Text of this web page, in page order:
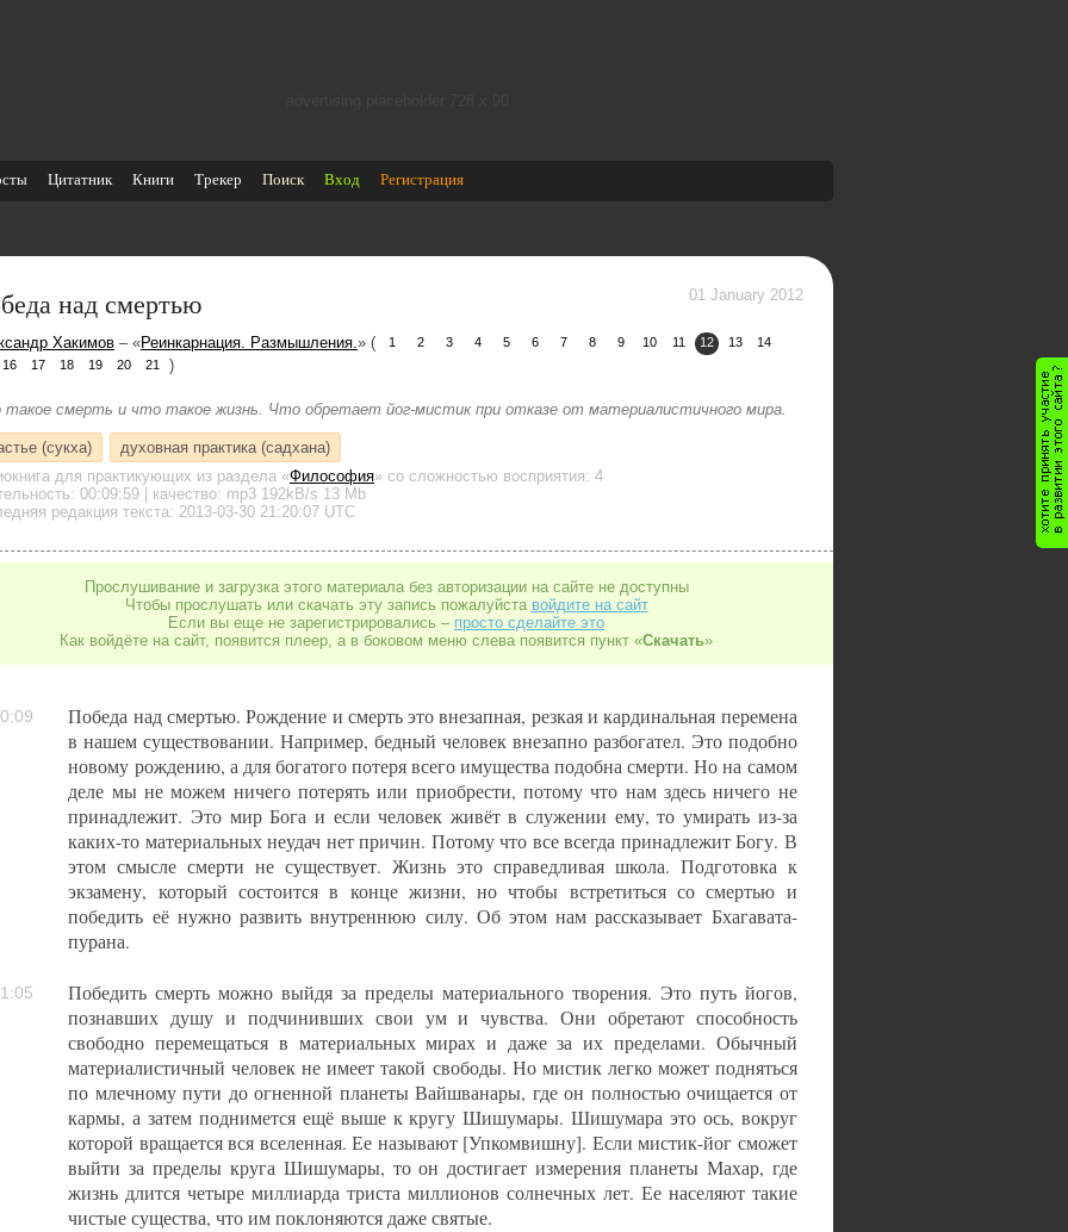
Цитатник Книги Трекер Поиск Вход Регистрация
над смертью 01 January 2012
Хакимов – «Реинкарнация. Размышления. » ( 1 2 3 4 5 6 7 8 9 10 11 12 13
14
16
17 18 19 20 21 )
смерть и что такое жизнь. Что обретает йог-мистик при отказе от материалистичного мира.
(сукха)
духовная практика (садхана)
для практикующих из раздела «Философия» со сложностью восприятия: 4
00:09:59 | качество: mp3 192kB/s 13 Mb
редакция текста: 2013-03-30 21:20:07 UTC
Прослушивание и загрузка этого материала без авторизации на сайте не доступны
Чтобы прослушать или скачать эту запись пожалуйста войдите на сайт
Если вы еще не зарегистрировались – просто сделайте это
Как войдёте на сайт, появится плеер, а в боковом меню слева появится пункт «Скачать»
Победа над смертью. Рождение и смерть это внезапная, резкая и кардинальная перемена
в нашем существовании. Например, бедный человек внезапно разбогател. Это подобно
новому рождению, а для богатого потеря всего имущества подобна смерти. Но на самом
деле мы не можем ничего потерять или приобрести, потому что нам здесь ничего не
принадлежит. Это мир Бога и если человек живёт в служении ему, то умирать из-за
каких-то материальных неудач нет причин. Потому что все всегда принадлежит Богу. В
этом смысле смерти не существует. Жизнь это справедливая школа. Подготовка к
экзамену, который состоится в конце жизни, но чтобы встретиться со смертью и
победить её нужно развить внутреннюю силу. Об этом нам рассказывает Бхагавата-
пурана.
Победить смерть можно выйдя за пределы материального творения. Это путь йогов,
познавших душу и подчинивших свои ум и чувства. Они обретают способность
свободно перемещаться в материальных мирах и даже за их пределами. Обычный
материалистичный человек не имеет такой свободы. Но мистик легко может подняться
по млечному пути до огненной планеты Вайшванары, где он полностью очищается от
кармы, а затем поднимется ещё выше к кругу Шишумары. Шишумара это ось, вокруг
которой вращается вся вселенная. Ее называют [Упкомвишну]. Если мистик-йог сможет
выйти за пределы круга Шишумары, то он достигает измерения планеты Махар, где
жизнь длится четыре миллиарда триста миллионов солнечных лет. Ее населяют такие
чистые существа, что им поклоняются даже святые.